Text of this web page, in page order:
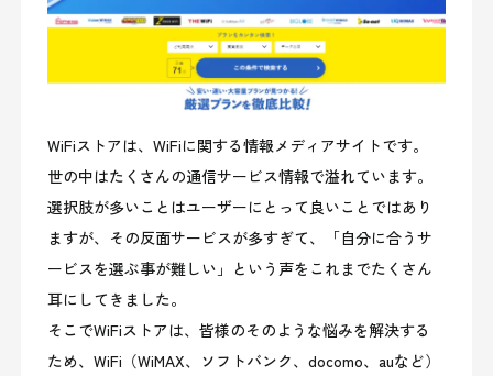
WiFiストアは、WiFiに関する情報メディアサイトです。
世の中はたくさんの通信サービス情報で溢れています。
選択肢が多いことはユーザーにとって良いことではあり
ますが、その反面サービスが多すぎて、「自分に合うサ
ービスを選ぶ事が難しい」という声をこれまでたくさん
耳にしてきました。
そこでWiFiストアは、皆様のそのような悩みを解決する
ため、WiFi（WiMAX、ソフトバンク、docomo、auなど）